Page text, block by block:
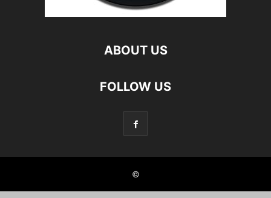
ABOUT US
FOLLOW US
©